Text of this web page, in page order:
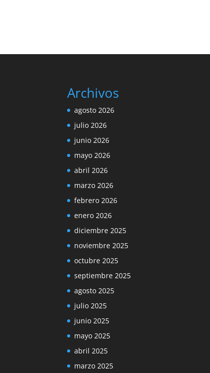
Archivos
agosto 2026
julio 2026
junio 2026
mayo 2026
abril 2026
marzo 2026
febrero 2026
enero 2026
diciembre 2025
noviembre 2025
octubre 2025
septiembre 2025
agosto 2025
julio 2025
junio 2025
mayo 2025
abril 2025
marzo 2025